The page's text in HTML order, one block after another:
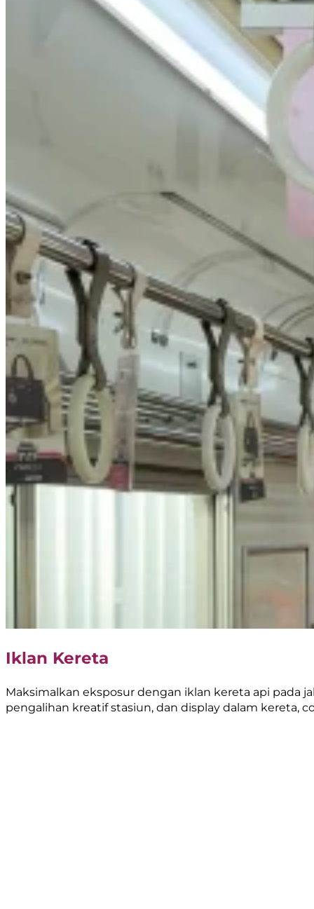
Iklan Kereta
Maksimalkan eksposur dengan iklan kereta api pada
pengalihan kreatif stasiun, dan display dalam kereta,